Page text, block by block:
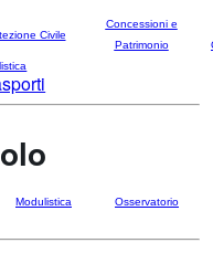
Civile
Concessioni e
Patrimonio
Modulistica Osservatorio